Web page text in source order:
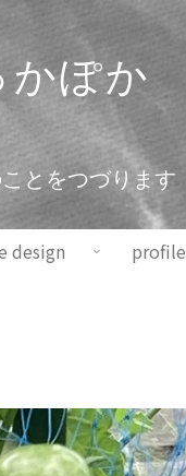
かぽか
とをつづります
design profile